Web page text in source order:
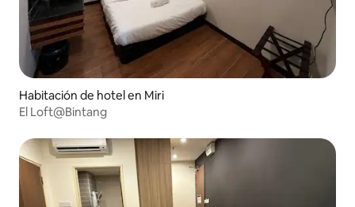
Habitación de hotel en Miri
El Loft@Bintang